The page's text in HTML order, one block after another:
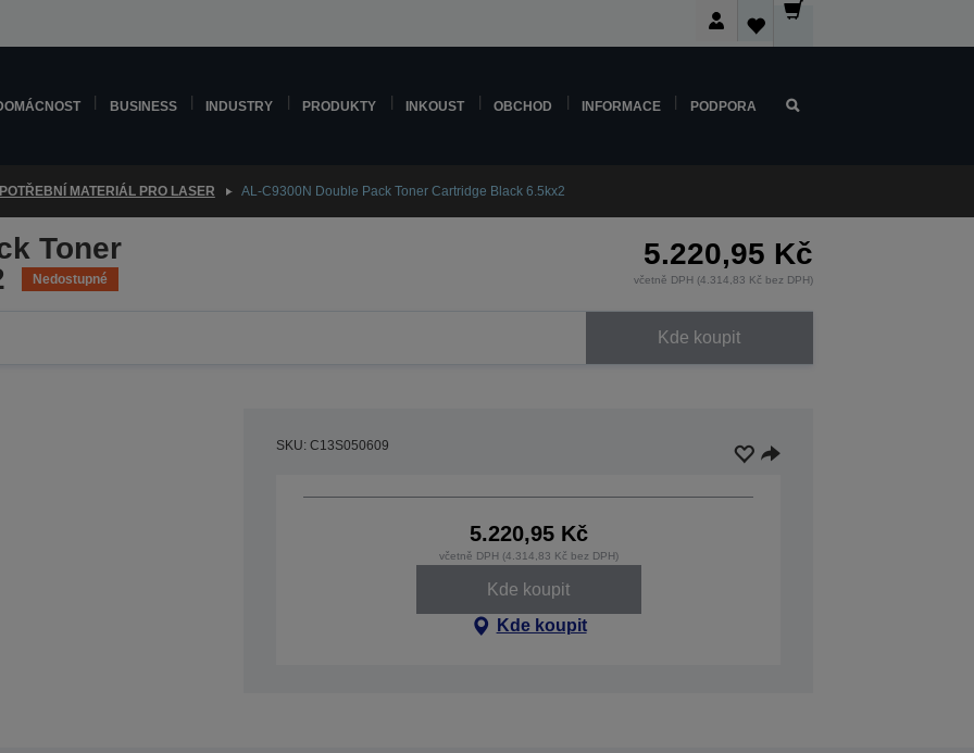
BUSINESS INDUSTRY PRODUKTY INKOUST OBCHOD INFORMACE PODPORA
MATERIÁL PRO LASER AL-C9300N Double Pack Toner Cartridge Black 6.5kx2
Toner
Nedostupné
5.220,95 Kč
včetně DPH (4.314,83 Kč bez DPH)
Kde koupit
SKU: C13S050609
5.220,95 Kč
včetně DPH (4.314,83 Kč bez DPH)
Kde koupit
Kde koupit